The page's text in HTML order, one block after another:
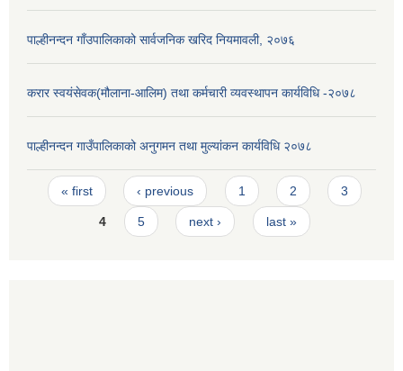
पाल्हीनन्दन गाँउपालिकाको सार्वजनिक खरिद नियमावली, २०७६
करार स्वयंसेवक(मौलाना-आलिम) तथा कर्मचारी व्यवस्थापन कार्यविधि -२०७८
पाल्हीनन्दन गाउँपालिकाको अनुगमन तथा मुल्यांकन कार्यविधि २०७८
Pages
« first ‹ previous 1 2 3
4 5 next › last »